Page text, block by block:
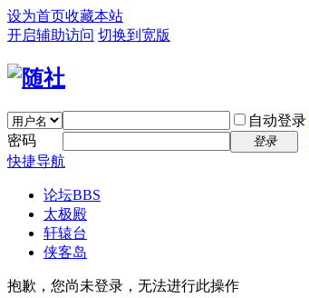
设为首页收藏本站
开启辅助访问 切换到宽版
自动登录
密码
登录
快捷导航
论坛BBS
太极殿
轩辕台
侠客岛
抱歉，您尚未登录，无法进行此操作